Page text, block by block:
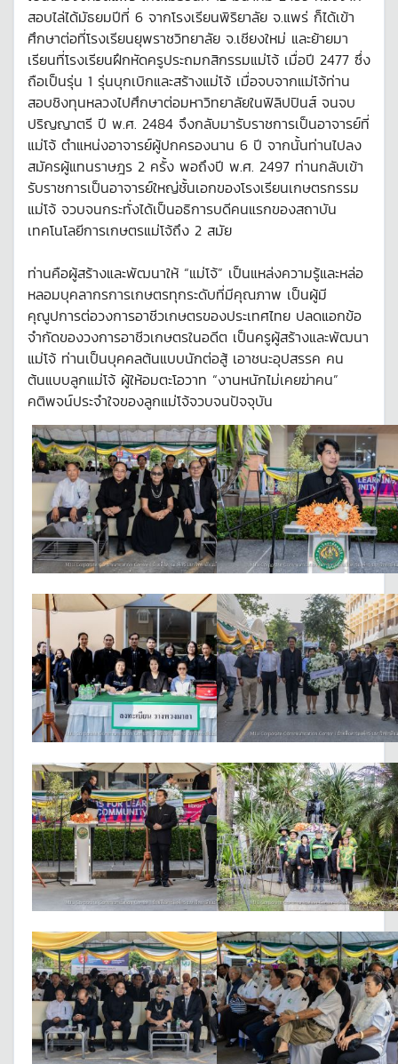
สอบไล่ได้มัธยมปีที่ 6 จากโรงเรียนพิริยาลัย จ.แพร่ ก็ได้เข้า
ศึกษาต่อที่โรงเรียนยุพราชวิทยาลัย จ.เชียงใหม่ และย้ายมา
เรียนที่โรงเรียนฝึกหัดครูประถมกสิกรรมแม่โจ้ เมื่อปี 2477 ซึ่ง
ถือเป็นรุ่น 1 รุ่นบุกเบิกและสร้างแม่โจ้ เมื่อจบจากแม่โจ้ท่าน
สอบชิงทุนหลวงไปศึกษาต่อมหาวิทยาลัยในฟิลิปปินส์ จนจบ
ปริญญาตรี ปี พ.ศ. 2484 จึงกลับมารับราชการเป็นอาจารย์ที่
แม่โจ้ ตำแหน่งอาจารย์ผู้ปกครองนาน 6 ปี จากนั้นท่านไปลง
สมัครผู้แทนราษฎร 2 ครั้ง พอถึงปี พ.ศ. 2497 ท่านกลับเข้า
รับราชการเป็นอาจารย์ใหญ่ชั้นเอกของโรงเรียนเกษตรกรรม
แม่โจ้ จวบจนกระทั่งได้เป็นอธิการบดีคนแรกของสถาบัน
เทคโนโลยีการเกษตรแม่โจ้ถึง 2 สมัย
ท่านคือผู้สร้างและพัฒนาให้ “แม่โจ้” เป็นแหล่งความรู้และหล่อ
หลอมบุคลากรการเกษตรทุกระดับที่มีคุณภาพ เป็นผู้มี
คุณูปการต่อวงการอาชีวเกษตรของประเทศไทย ปลดแอกข้อ
จำกัดของวงการอาชีวเกษตรในอดีต เป็นครูผู้สร้างและพัฒนา
แม่โจ้ ท่านเป็นบุคคลต้นแบบนักต่อสู้ เอาชนะอุปสรรค คน
ต้นแบบลูกแม่โจ้ ผู้ให้อมตะโอวาท “งานหนักไม่เคยฆ่าคน”
คติพจน์ประจำใจของลูกแม่โจ้จวบจนปัจจุบัน